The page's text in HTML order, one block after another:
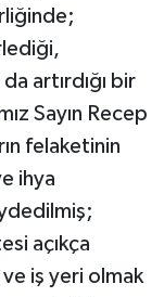
artırdığı bir
Sayın Recep
felaketinin
ihya
açıkça
iş yeri olmak